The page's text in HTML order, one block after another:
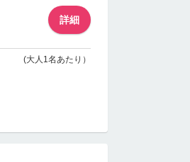
詳細
(大人1名あたり）